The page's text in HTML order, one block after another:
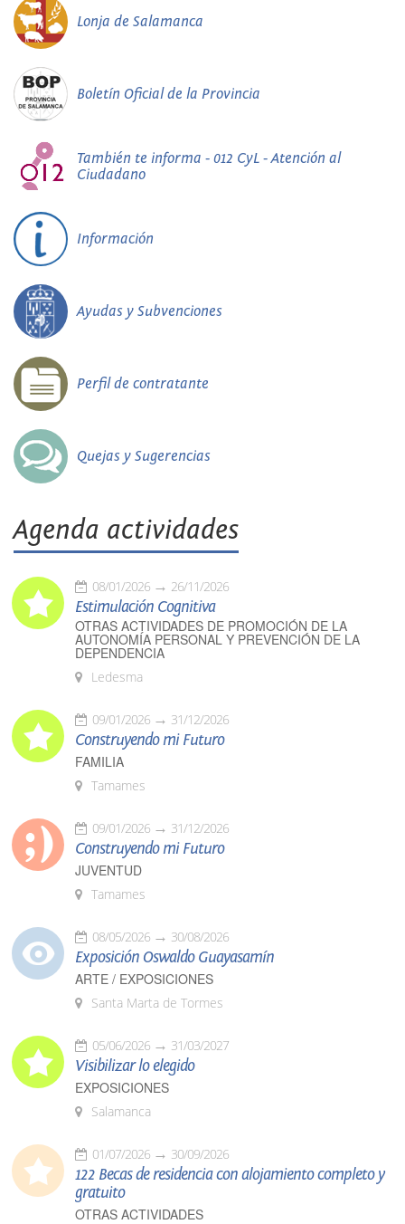
Lonja de Salamanca
Boletín Oficial de la Provincia
También te informa - 012 CyL - Atención al
Ciudadano
Información
Ayudas y Subvenciones
Perfil de contratante
Quejas y Sugerencias
Agenda actividades
08/01/2026 26/11/2026
Estimulación Cognitiva
OTRAS ACTIVIDADES DE PROMOCIÓN DE LA
AUTONOMÍA PERSONAL Y PREVENCIÓN DE LA
DEPENDENCIA
Ledesma
09/01/2026 31/12/2026
Construyendo mi Futuro
FAMILIA
Tamames
09/01/2026 31/12/2026
Construyendo mi Futuro
JUVENTUD
Tamames
08/05/2026 30/08/2026
Exposición Oswaldo Guayasamín
ARTE / EXPOSICIONES
Santa Marta de Tormes
05/06/2026 31/03/2027
Visibilizar lo elegido
EXPOSICIONES
Salamanca
01/07/2026 30/09/2026
122 Becas de residencia con alojamiento completo y
gratuito
OTRAS ACTIVIDADES